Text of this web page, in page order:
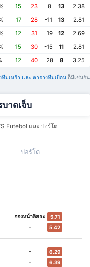
15 23 -8 13
2.38
17 28 -11 13
2.81
12 31 -19 12
2.69
15 30 -15 11
2.81
12 40 -28 8 3.25
ทีมเหย้า และ ตารางทีมเยือน ก็มีเช่นกัน
าดเจ็บ
Futebol และ ปอร์โต
ปอร์โต
กองหน้าอิสระ 5.71
- 5.42
- 6.29
- 6.39